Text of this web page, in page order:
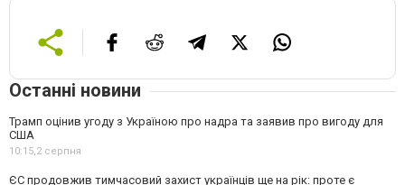
Останні новини
Трамп оцінив угоду з Україною про надра та заявив про вигоду для
США
10:15,2 серпня
ЄС продовжив тимчасовий захист українців ще на рік: проте є